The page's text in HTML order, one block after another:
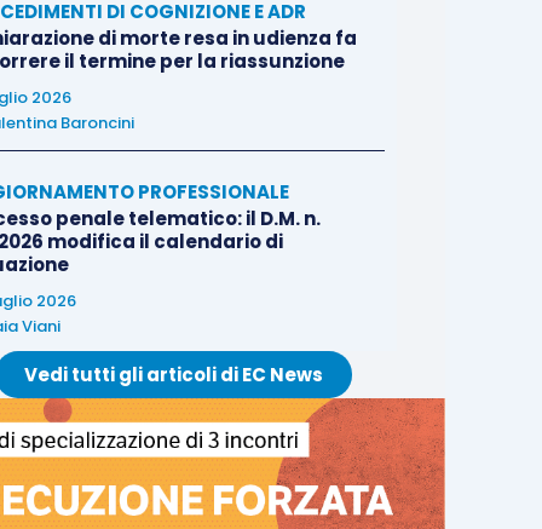
DI COGNIZIONE E ADR
di morte resa in udienza fa
il termine per la riassunzione
2026
Baroncini
PROFESSIONALE
penale telematico: il D.M. n.
modifica il calendario di
2026
Viani
Vedi tutti gli articoli di EC News